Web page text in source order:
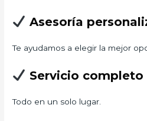
Asesoría
Te ayudamos a elegir la mejor
Servicio completo
Todo en un solo lugar.